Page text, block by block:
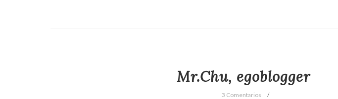
Mr.Chu, egoblogger
3 Comentarios